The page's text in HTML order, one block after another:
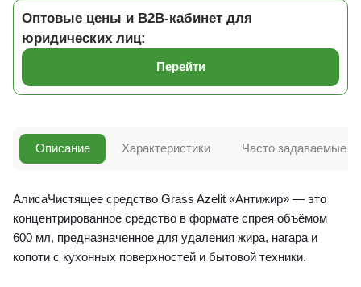
Оптовые цены и B2B-кабинет для
юридических лиц:
Перейти
Описание
АлисаЧистящее средство Grass Azelit «Антижир» — это
концентрированное средство в формате спрея объёмом
600 мл, предназначенное для удаления жира, нагара и
копоти с кухонных поверхностей и бытовой техники.
Характеристики Часто задаваемые